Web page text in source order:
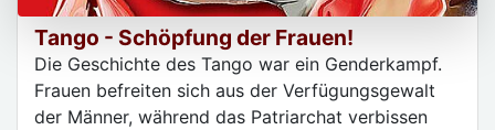
Tango - Schöpfung der Frauen!
Die Geschichte des Tango war ein Genderkampf.
Frauen befreiten sich aus der Verfügungsgewalt
der Männer, während das Patriarchat verbissen